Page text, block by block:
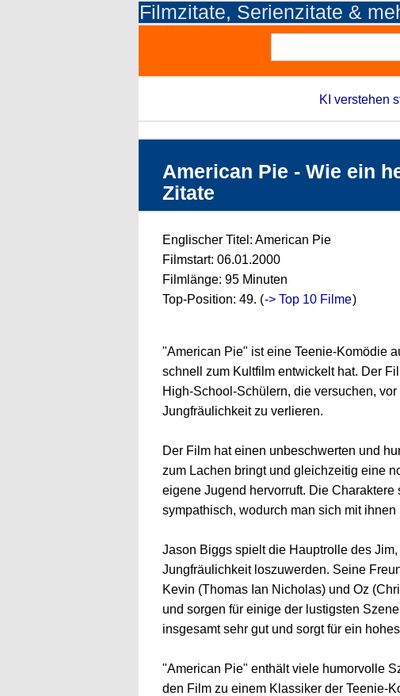
Filmzitate, Serienzitate &
KI verstehen
American Pie - Wie ein
Zitate
Englischer Titel: American Pie
Filmstart: 06.01.2000
Filmlänge: 95 Minuten
Top-Position: 49. (-> Top 10 Filme)
"American Pie" ist eine Teenie-Komödie
schnell zum Kultfilm entwickelt hat. Der
High-School-Schülern, die versuchen,
Jungfräulichkeit zu verlieren.
Der Film hat einen unbeschwerten und
zum Lachen bringt und gleichzeitig eine
eigene Jugend hervorruft. Die
sympathisch, wodurch man sich mit
Jason Biggs spielt die Hauptrolle des
Jungfräulichkeit loszuwerden. Seine
Kevin (Thomas Ian Nicholas) und Oz
und sorgen für einige der lustigsten
insgesamt sehr gut und sorgt für ein
"American Pie" enthält viele humorvolle
den Film zu einem Klassiker der Teenie-